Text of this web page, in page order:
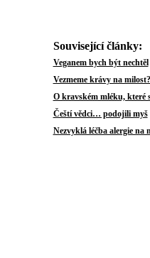
Související články:
Veganem bych být nechtěl
Vezmeme krávy na milost?
O kravském mléku, které
Čeští vědci… podojili myš
Nezvyklá léčba alergie na